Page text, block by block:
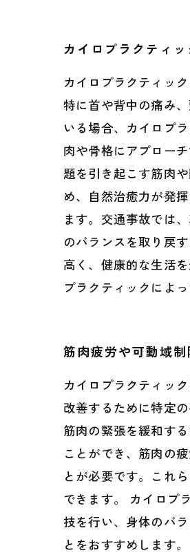
カイロプラクティ
カイロプラクティッ
特に首や背中の痛み
いる場合、カイロプ
肉や骨格にアプロー
題を引き起こす筋肉
め、自然治癒力が発
ます。交通事故では
のバランスを取り戻
高く、健康的な生活
プラクティックによ
筋肉疲労や可動域
カイロプラクティッ
改善するために特定
筋肉の緊張を緩和す
ことができ、筋肉の
とが必要です。これ
できます。 カイロプ
技を行い、身体のバ
とをおすすめします。